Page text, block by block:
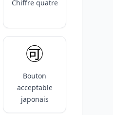
Chiffre quatre
🉑
Bouton
acceptable
japonais